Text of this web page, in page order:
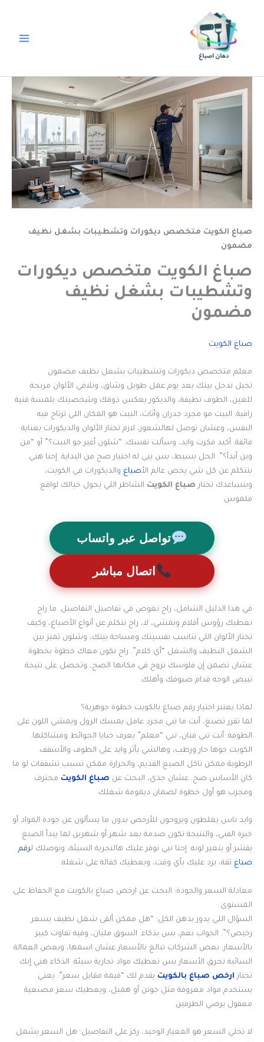
صباغ الكويت متخصص ديكورات وتشطيبات بشغل نظيف
مضمون
صباغ الكويت متخصص ديكورات
وتشطيبات بشغل نظيف
مضمون
صباغ الكويت
معلم متخصص ديكورات وتشطيبات بشغل نظيف مضمون
تخيل تدخل بيتك بعد يوم عمل طويل وشاق، وتلاقي الألوان مريحة
للعين، الطوف نظيفة، والديكور يعكس ذوقك وشخصيتك بلمسة فنية
راقية. البيت مو مجرد جدران وأثاث، البيت هو المكان اللي ترتاح فيه
النفس، وعشان توصل لهالشعور، لازم تختار الألوان والديكورات بعناية
فائقة. أكيد فكرت وايد، وسألت نفسك: “شلون أغير جو البيت؟” أو “من
وين أبدأ؟”. الحل بسيط، بس يبي له اختيار صح من البداية. إحنا هني
بنتكلم عن كل شي يخص عالم الأصباغ والديكورات في الكويت،
وبنساعدك تختار صباغ الكويت الشاطر اللي يحول خيالك لواقع
ملموس.
تواصل عبر واتساب
اتصال مباشر
في هذا الدليل الشامل، راح نغوص في تفاصيل التفاصيل. ما راح
نعطيك رؤوس أقلام ونمشي، لا، راح نتكلم عن أنواع الأصباغ، وكيف
تختار الألوان اللي تناسب نفسيتك ومساحة بيتك، وشلون تميز بين
الشغل النظيف والشغل “أي كلام”. راح نكون معاك خطوة بخطوة
عشان تضمن إن فلوسك تروح في مكانها الصح، وتحصل على نتيجة
تبيض الوجه قدام ضيوفك وأهلك.
لماذا يعتبر اختيار رقم صباغ بالكويت خطوة جوهرية؟
لما تقرر تصبغ، أنت ما تبي مجرد عامل يمسك الرول ويمشي اللون على
الطوفة. أنت تبي فنان، تبي “معلم” يعرف خبايا الحوائط ومشاكلها.
الكويت جوها حار ورطب، وهالشي يأثر وايد على الطوف والأسقف.
الرطوبة ممكن تاكل الصبغ القديم، والحرارة ممكن تسبب تشققات لو ما
كان الأساس صح. عشان جذي، البحث عن صباغ الكويت محترف
ومجرب هو أول خطوة لضمان ديمومة شغلك.
وايد ناس يغلطون ويروحون للأرخص بدون ما يسألون عن جودة المواد أو
خبرة الفني، والنتيجة تكون صدمة بعد شهر أو شهرين لما يبدأ الصبغ
يقشر أو يتغير لونه. إحنا نبي نوفر عليك هالتجربة السيئة، ونوصلك لرقم
صباغ ثقة، يرد عليك بأي وقت، ويعطيك كفالة على شغله.
معادلة السعر والجودة: البحث عن ارخص صباغ بالكويت مع الحفاظ على
المستوى
السؤال اللي يدور بذهن الكل: “هل ممكن ألقى شغل نظيف بسعر
رخيص؟”. الجواب نعم، بس بذكاء. السوق مليان، وفيه تفاوت كبير
بالأسعار. بعض الشركات تبالغ بالأسعار عشان اسمها، وبعض العمالة
السائبة تحرق الأسعار بس تعطيك مواد تجارية سيئة. الذكاء هني إنك
تختار ارخص صباغ بالكويت يقدم لك “قيمة مقابل سعر”. يعني
يستخدم مواد معروفة مثل جوتن أو همبل، ويعطيك سعر مصنعية
معقول يرضي الطرفين.
لا تخلي السعر هو المعيار الوحيد، ركز على التفاصيل: هل السعر يشمل